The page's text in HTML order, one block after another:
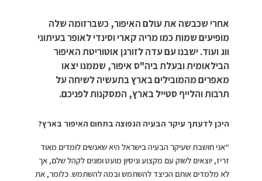
אחרי שכבשה את עולם האיפור, כשברזומה שלה
מופיעים שמות כמו מריה קארי וסינדי לאופר בעיתוני
ווג ועוד. ישבנו עם עדה לזורגן אוטוריטת האיפור
הבילאומית ובעלת ביה"ס איפור, שממנו יצאו
מאפרים מהמובילים בארץ בתעשיה לשיחה על
תרבות והלייף סטייל בארץ, המסקנות לפניכם.
היכן לדעתך עיקר הבעיה הנפוצה בתחום האיפור בארץ?
“אני חושבת שעיקר הבעיה בישראל היא שאנשים לומדים מאוד
זריז, יוצאים לשוק עם מקצוע וניסיון מועט ופונים לקהל שלם, אך
לא מלמדים אותם הכיצד להשתמש ובמה להשתמש. כלומר, את